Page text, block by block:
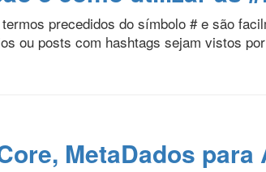
precedidos do símbolo # e são
ou posts com hashtags sejam vistos
MetaDados para